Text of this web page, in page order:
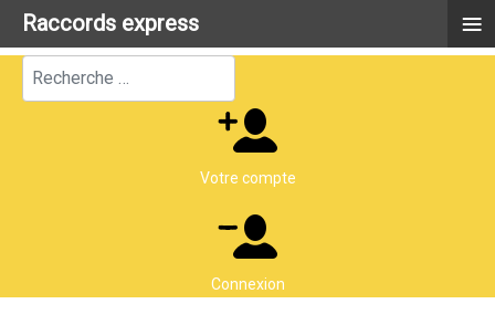
Rechercher
Votre compte
Connexion
Raccords express ≡